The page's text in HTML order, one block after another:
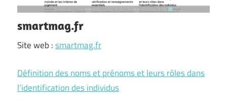
smartmag.fr
Site web :smartmag.fr
Définition des noms et prénoms et leurs rôles dans
l’identification des individus